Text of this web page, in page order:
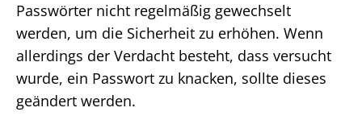
Passwörter nicht regelmäßig gewechselt
werden, um die Sicherheit zu erhöhen. Wenn
allerdings der Verdacht besteht, dass versucht
wurde, ein Passwort zu knacken, sollte dieses
geändert werden.